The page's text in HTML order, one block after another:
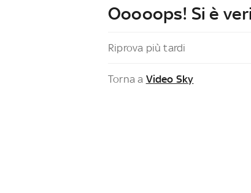
Ooooops! Si è
Riprova più tardi
Torna a Video Sky